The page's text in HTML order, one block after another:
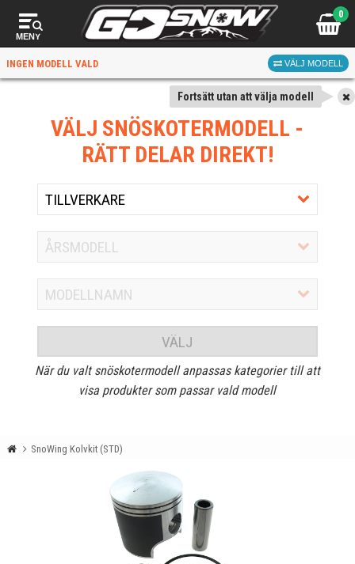
MENY
0
INGEN MODELL VALD VÄLJ MODELL
Fortsätt utan att välja modell
VÄLJ SNÖSKOTERMODELL -
RÄTT DELAR DIREKT!
VÄLJ
När du valt snöskotermodell anpassas kategorier till att
visa produkter som passar vald modell
SnoWing Kolvkit (STD)